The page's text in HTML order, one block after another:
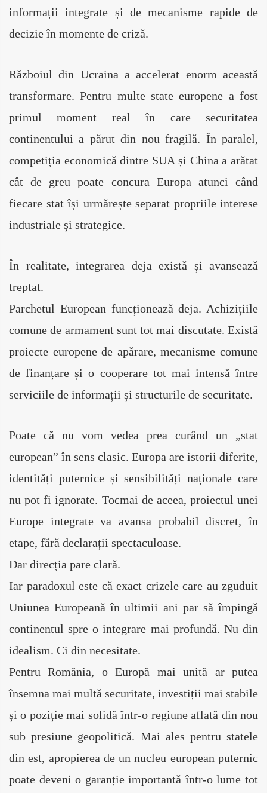
informații integrate și de mecanisme rapide de
decizie în momente de criză.
Războiul din Ucraina a accelerat enorm această
transformare. Pentru multe state europene a fost
primul moment real în care securitatea
continentului a părut din nou fragilă. În paralel,
competiția economică dintre SUA și China a arătat
cât de greu poate concura Europa atunci când
fiecare stat își urmărește separat propriile interese
industriale și strategice.
În realitate, integrarea deja există și avansează
treptat.
Parchetul European funcționează deja. Achizițiile
comune de armament sunt tot mai discutate. Există
proiecte europene de apărare, mecanisme comune
de finanțare și o cooperare tot mai intensă între
serviciile de informații și structurile de securitate.
Poate că nu vom vedea prea curând un „stat
european” în sens clasic. Europa are istorii diferite,
identități puternice și sensibilități naționale care
nu pot fi ignorate. Tocmai de aceea, proiectul unei
Europe integrate va avansa probabil discret, în
etape, fără declarații spectaculoase.
Dar direcția pare clară.
Iar paradoxul este că exact crizele care au zguduit
Uniunea Europeană în ultimii ani par să împingă
continentul spre o integrare mai profundă. Nu din
idealism. Ci din necesitate.
Pentru România, o Europă mai unită ar putea
însemna mai multă securitate, investiții mai stabile
și o poziție mai solidă într-o regiune aflată din nou
sub presiune geopolitică. Mai ales pentru statele
din est, apropierea de un nucleu european puternic
poate deveni o garanție importantă într-o lume tot